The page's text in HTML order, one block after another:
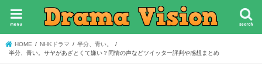
search
menu
HOME NHKドラマ
半分、青い。
半分、青い。サヤがあざとくて嫌い？同情の声などツイッター評判や感想まとめ